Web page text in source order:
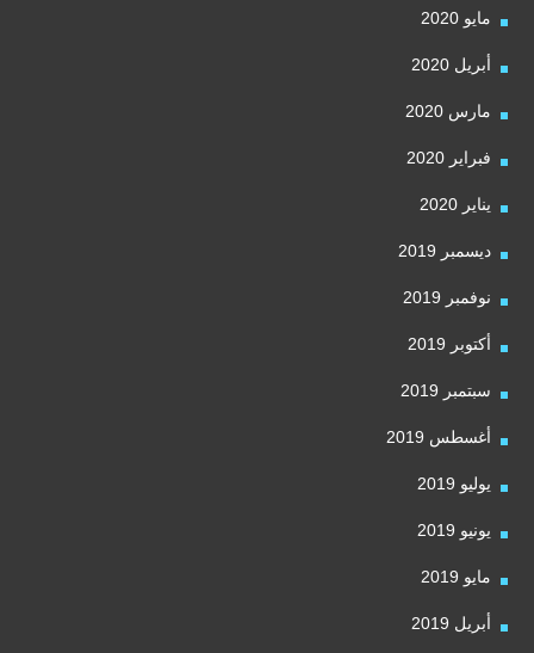
مايو 2020
أبريل 2020
مارس 2020
فبراير 2020
يناير 2020
ديسمبر 2019
نوفمبر 2019
أكتوبر 2019
سبتمبر 2019
أغسطس 2019
يوليو 2019
يونيو 2019
مايو 2019
أبريل 2019